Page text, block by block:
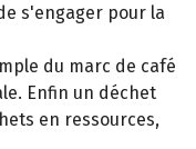
s'engager pour la
du marc de café
Enfin un déchet
en ressources,